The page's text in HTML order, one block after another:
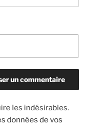
les indésirables.
données de vos